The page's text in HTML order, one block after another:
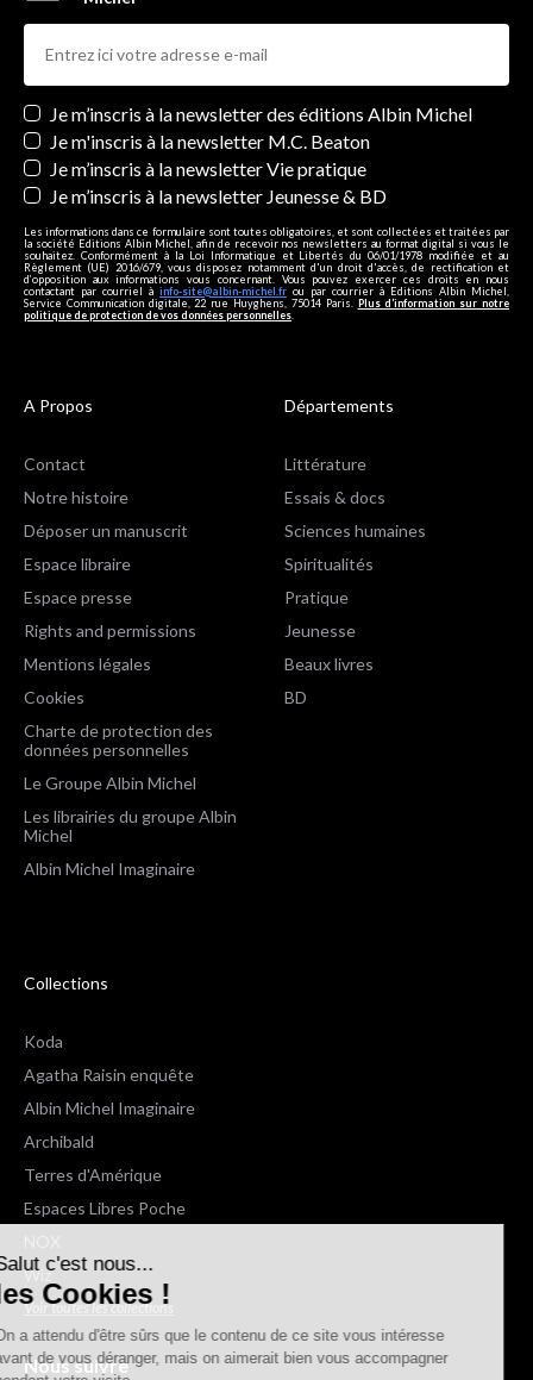
Salut c'est nous...
les Cookies !
On a attendu d'être sûrs que le contenu de ce site vous intéresse
avant de vous déranger, mais on aimerait bien vous accompagner
Newsletters
Je m’inscris à la newsletter des éditions Albin Michel
Je m'inscris à la newsletter M.C. Beaton
Je m’inscris à la newsletter Vie pratique
Je m’inscris à la newsletter Jeunesse & BD
Les informations dans ce formulaire sont toutes obligatoires, et sont collectées et traitées par
la société Editions Albin Michel, afin de recevoir nos newsletters au format digital si vous le
souhaitez. Conformément à la Loi Informatique et Libertés du 06/01/1978 modifiée et au
Règlement (UE) 2016/679, vous disposez notamment d'un droit d'accès, de rectification et
d’opposition aux informations vous concernant. Vous pouvez exercer ces droits en nous
contactant par courriel à info-site@albin-michel.fr ou par courrier à Editions Albin Michel,
Service Communication digitale, 22 rue Huyghens, 75014 Paris. Plus d’information sur notre
politique de protection de vos données personnelles
A Propos
Contact
Notre histoire
Déposer un manuscrit
Espace libraire
Espace presse
Rights and permissions
Mentions légales
Cookies
Charte de protection des
données personnelles
Le Groupe Albin Michel
Les librairies du groupe Albin
Michel
Albin Michel Imaginaire
Départements
Littérature
Essais & docs
Sciences humaines
Spiritualités
Pratique
Jeunesse
Beaux livres
BD
Collections
Koda
Agatha Raisin enquête
Albin Michel Imaginaire
Archibald
Terres d'Amérique
Espaces Libres Poche
Wiz
Voir toutes les collections
Nous suivre